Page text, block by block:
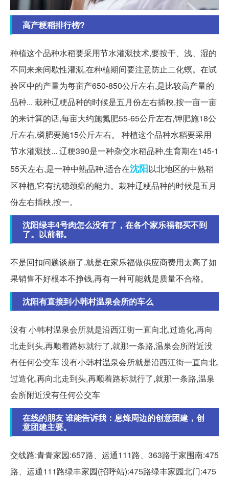
高产粳稻排行榜?
种植这个品种水稻要采用节水灌溉技术,要按干、浅、湿的
不同来来间歇性灌溉,在种植期间要注意防止二化螟。在试
验区中的产量为每亩产650-850公斤左右,是比较高产量的
品种... 栽种辽粳品种的时候是五月份左右插秧,按一亩一亩
的来计算的话,每亩大约施氮肥55-65公斤左右,钾肥施18公
斤左右,磷肥要施15公斤左右。 种植这个品种水稻要采用
节水灌溉技... 辽粳390是一种杂交水稻品种,生育期在145-1
55天左右,是一种中熟品种,适合在沈阳以北地区的中熟稻
区种植,它有抗穗颈瘟的能力。栽种辽粳品种的时候是五月
份左右插秧,按一。
沈阳绿丰4号肉怎么没有了，在各个家乐福都买不到
了。以前都。
不是回扣问题谈崩了,就是在家乐福做供应商费用太高了如
果销售不好根本不挣钱,再有一种可能就是质量不合格。
沈阳有直接到小韩村温泉会所的车么
没有 小韩村温泉会所就是沿西江街一直向北,过造化,再向
北走到头,再顺着路标就行了,就那一条路,温泉会所附近没
有任何公交车 没有小韩村温泉会所就是沿西江街一直向北,
过造化,再向北走到头,再顺着路标就行了,就那一条路,温泉
会所附近没有任何公交车
在线的朋友 谁能告诉我：息烽周边的创意团建，创
意团建主要。
交线路:青青家园:657路、运通111路、363路于家围南:475
路、运通111路绿丰家园(招呼站):475路绿丰家园北门:475